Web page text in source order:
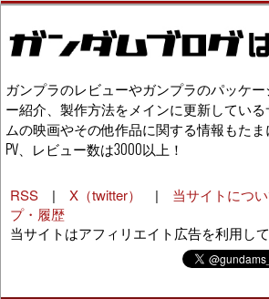
ガンプラのレビューやガンプラのパッケ
ー紹介、製作方法をメインに更新してい
ムの映画やその他作品に関する情報もたま
PV、レビュー数は3000以上！
RSS | X（twitter） | 当サイトにつ
プ・履歴
当サイトはアフィリエイト広告を利用して